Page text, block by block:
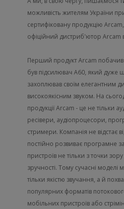
можливість жителям України
сертифіковану продукцію
офіційний дистриб'ютор Arcam в
Перший продукт Arcam побачив
був підсилювач A60, який дуже
захоплював своїм елегантним
високоякісним звуком. На
продукції Arcam - це не тільки
ресівери, аудіопроцесори,
стримери. Компанія не відстає
постійно розвиває програмне
пристроїв не тільки з точки
зручності. Тому сучасні моделі
тільки якістю звучання, а й
популярних форматів
мобільних пристроїв або